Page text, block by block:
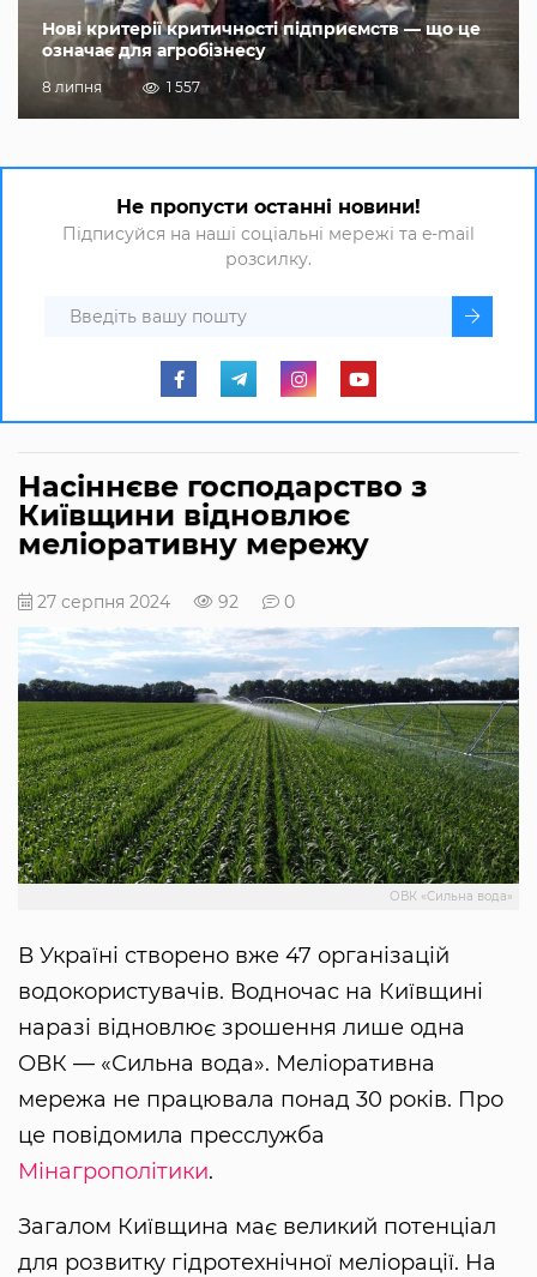
Нові критерії критичності підприємств — що це
означає для агробізнесу
8 липня 1 557
Не пропусти останні новини!
Підписуйся на наші соціальні мережі та e-mail
розсилку.
Насіннєве господарство з
Київщини відновлює
меліоративну мережу
27 серпня 2024 92 0
ОВК «Сильна вода»
В Україні створено вже 47 організацій
водокористувачів. Водночас на Київщині
наразі відновлює зрошення лише одна
ОВК — «Сильна вода». Меліоративна
мережа не працювала понад 30 років. Про
це повідомила пресслужба
Мінагрополітики.
Загалом Київщина має великий потенціал
для розвитку гідротехнічної меліорації. На